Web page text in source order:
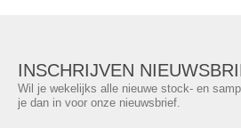
INSCHRIJVEN
Wil je wekelijks alle nieuwe stock- en
je dan in voor onze nieuwsbrief.